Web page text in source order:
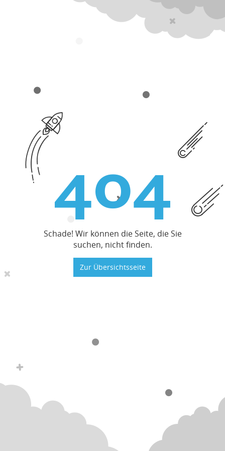
Schade! Wir können die Seite, die Sie
suchen, nicht finden.
Zur Übersichtsseite